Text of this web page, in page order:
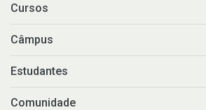
Cursos
Câmpus
Estudantes
Comunidade